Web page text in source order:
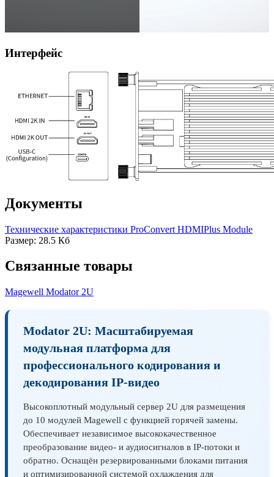
Интерфейс
Документы
Технические характеристики ProConvert HDMIPlus Module
Размер: 28.5 Кб
Связанные товары
Magewell Modator 2U
Modator 2U: Масштабируемая
модульная платформа для
профессионального кодирования и
декодирования IP-видео
Высокоплотный модульный сервер 2U для размещения
до 10 модулей Magewell с функцией горячей замены.
Обеспечивает независимое высококачественное
преобразование видео- и аудиосигналов в IP-потоки и
обратно. Оснащён резервированными блоками питания
и оптимизированной системой охлаждения для